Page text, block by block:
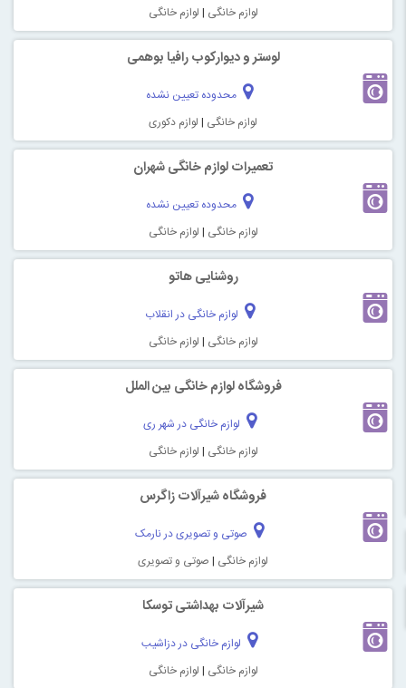
لوازم خانگی | لوازم خانگی
لوستر و دیوارکوب رافیا بوهمی
محدوده تعیین نشده
لوازم خانگی | لوازم دکوری
تعمیرات لوازم خانگی شهران
محدوده تعیین نشده
لوازم خانگی | لوازم خانگی
روشنایی هاتو
لوازم خانگی در انقلاب
لوازم خانگی | لوازم خانگی
فروشگاه لوازم خانگی بین الملل
لوازم خانگی در شهر ری
لوازم خانگی | لوازم خانگی
فروشگاه شیرآلات زاگرس
صوتی و تصویری در نارمک
لوازم خانگی | صوتی و تصویری
شیرآلات بهداشتی توسکا
لوازم خانگی در دزاشیب
لوازم خانگی | لوازم خانگی